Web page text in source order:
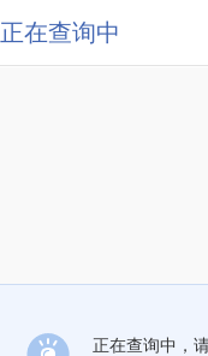
正在查询中
正在查询中，